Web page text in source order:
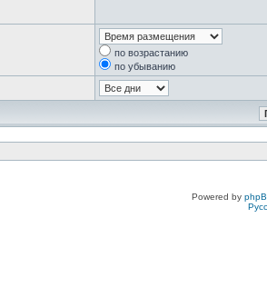
по возрастанию
по убыванию
Powered by